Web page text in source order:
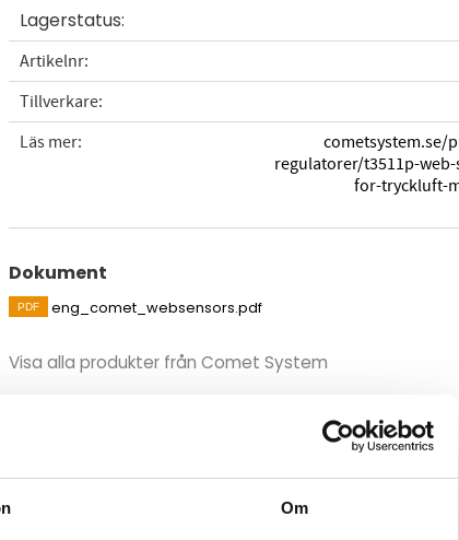
Om
Lagerstatus
Artikelnr
Tillverkare
Läs mer
regulatorer/t3511p-
for-tryckluft-
Dokument
eng_comet_websensors.pdf
Visa alla produkter från Comet System